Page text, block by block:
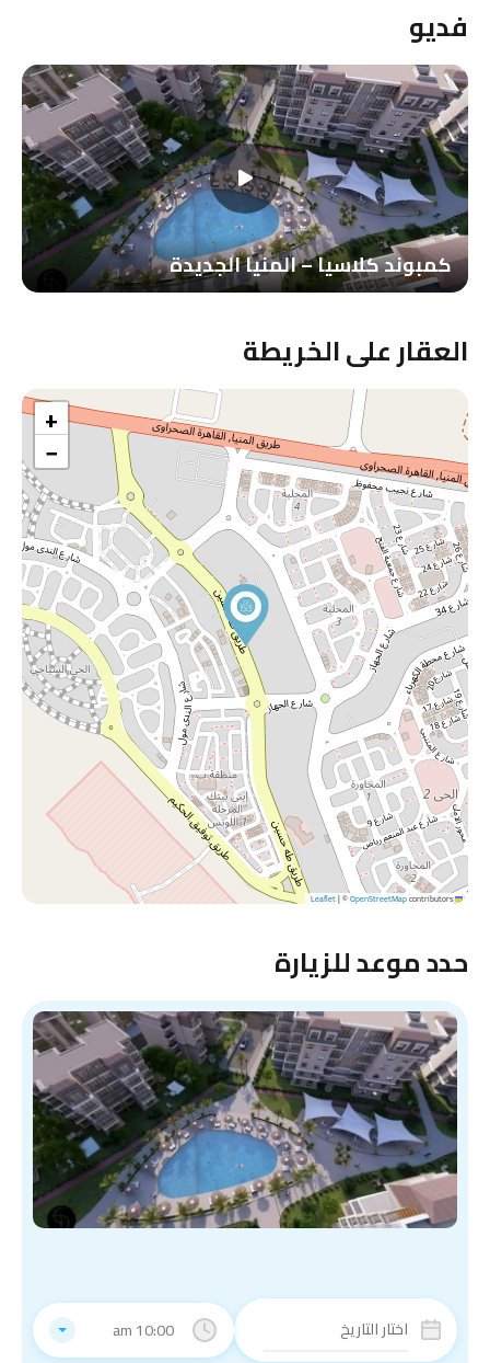
فديو
كمبوند كلاسيا – المنيا الجديدة
العقار على الخريطة
+
−
Leaflet
|©OpenStreetMapcontributors
حدد موعد للزيارة
10:00 am